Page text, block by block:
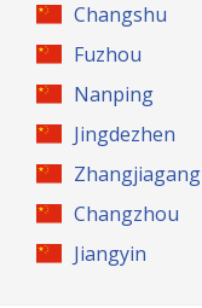
Changshu
Fuzhou
Nanping
Jingdezhen
Zhangjiagang
Changzhou
Jiangyin